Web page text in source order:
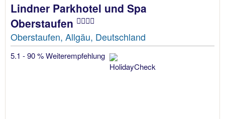
Lindner Parkhotel und Spa
Oberstaufen
Oberstaufen, Allgäu, Deutschland
5.1 - 90 % Weiterempfehlung